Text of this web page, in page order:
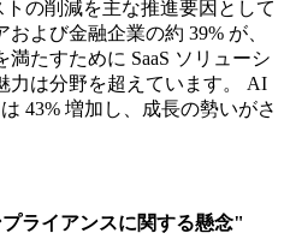
の削減を主な推進要因として
よび金融企業の約 39% が、
たすために SaaS ソリューシ
力は分野を超えています。 AI
43% 増加し、成長の勢いがさ
ライアンスに関する懸念"